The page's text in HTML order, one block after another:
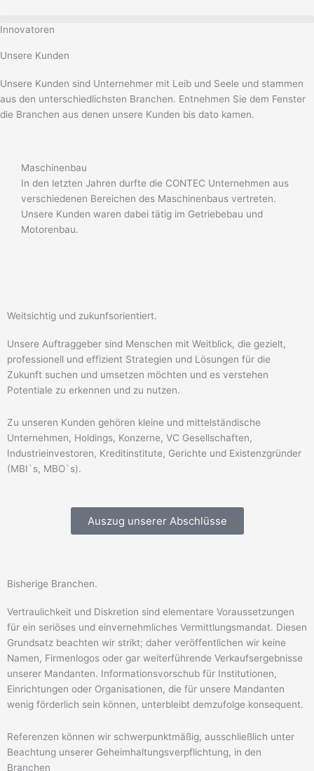
Innovatoren
Unsere Kunden
Unsere Kunden sind Unternehmer mit Leib und Seele und stammen
aus den unterschiedlichsten Branchen. Entnehmen Sie dem Fenster
die Branchen aus denen unsere Kunden bis dato kamen.
Maschinenbau
In den letzten Jahren durfte die CONTEC Unternehmen aus
verschiedenen Bereichen des Maschinenbaus vertreten.
Unsere Kunden waren dabei tätig im Getriebebau und
Motorenbau.
Weitsichtig und zukunfsorientiert.
Unsere Auftraggeber sind Menschen mit Weitblick, die gezielt,
professionell und effizient Strategien und Lösungen für die
Zukunft suchen und umsetzen möchten und es verstehen
Potentiale zu erkennen und zu nutzen.
Zu unseren Kunden gehören kleine und mittelständische
Unternehmen, Holdings, Konzerne, VC Gesellschaften,
Industrieinvestoren, Kreditinstitute, Gerichte und Existenzgründer
(MBI`s, MBO`s).
Auszug unserer Abschlüsse
Bisherige Branchen.
Vertraulichkeit und Diskretion sind elementare Voraussetzungen
für ein seriöses und einvernehmliches Vermittlungsmandat. Diesen
Grundsatz beachten wir strikt; daher veröffentlichen wir keine
Namen, Firmenlogos oder gar weiterführende Verkaufsergebnisse
unserer Mandanten. Informationsvorschub für Institutionen,
Einrichtungen oder Organisationen, die für unsere Mandanten
wenig förderlich sein können, unterbleibt demzufolge konsequent.
Referenzen können wir schwerpunktmäßig, ausschließlich unter
Beachtung unserer Geheimhaltungsverpflichtung, in den
Branchen